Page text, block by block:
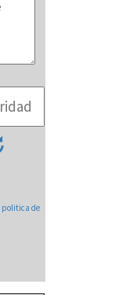
politica de